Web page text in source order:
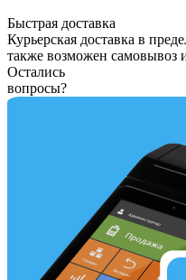
Быстрая доставка
Курьерская доставка в
также возможен самовывоз
Остались
вопросы?